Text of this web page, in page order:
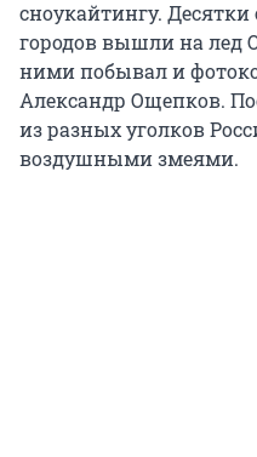
сноукайтингу.
городов вышли на лед
ними побывал и
Александр Ощепков.
из разных уголков
воздушными змеями.